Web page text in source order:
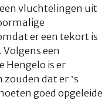
vluchtelingen uit
er een tekort is
een
Hengelo is er
dat er ’s
goed opgeleide